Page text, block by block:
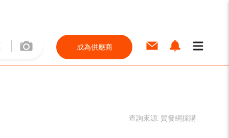
成為供應商
查詢來源: 貿發網採購